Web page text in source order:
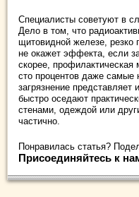
Специалисты советуют в
Дело в том, что
щитовидной железе, резко
не окажет эффекта, если
скорее,
сто процентов даже
загрязнение представляет
быстро оседают
стенами, одеждой или
частично.
Понравилась статья?
Присоединяйтесь к